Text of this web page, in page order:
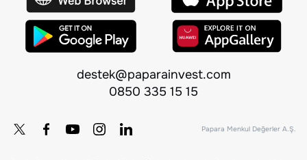
destek@paparainvest.com
0850 335 15 15
Papara Menkul Değerler A.Ş.